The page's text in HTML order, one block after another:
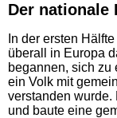
Der nationale
In der ersten
überall in Europa
begannen, sich zu
ein Volk mit
verstanden wurde.
und baute eine